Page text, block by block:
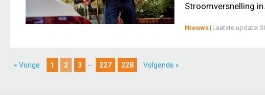
Stroomversnelling
Nieuws | Laatste update:
« Vorige 1 2 3 ... 227 228 Volgende »